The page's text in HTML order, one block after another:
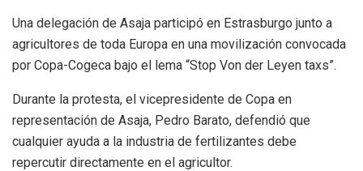
Una delegación de Asaja participó en Estrasburgo junto a
agricultores de toda Europa en una movilización convocada
por Copa-Cogeca bajo el lema “Stop Von der Leyen taxs”.
Durante la protesta, el vicepresidente de Copa en
representación de Asaja, Pedro Barato, defendió que
cualquier ayuda a la industria de fertilizantes debe
repercutir directamente en el agricultor.